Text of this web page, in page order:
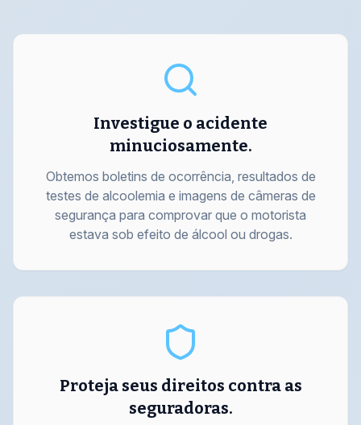
Investigue o acidente
minuciosamente.
Obtemos boletins de ocorrência, resultados de
testes de alcoolemia e imagens de câmeras de
segurança para comprovar que o motorista
estava sob efeito de álcool ou drogas.
Proteja seus direitos contra as
seguradoras.